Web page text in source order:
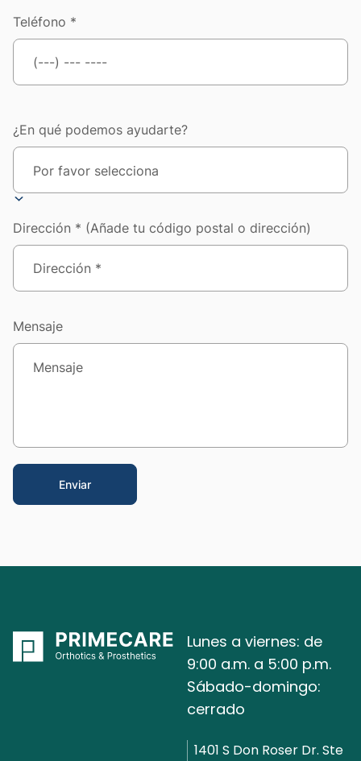
Teléfono *
¿En qué podemos ayudarte?
Dirección * (Añade tu código postal o dirección)
Mensaje
Lunes a viernes: de
9:00 a.m. a 5:00 p.m.
Sábado-domingo:
cerrado
1401 S Don Roser Dr. Ste